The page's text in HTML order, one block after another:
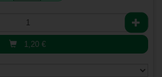
1,20 €